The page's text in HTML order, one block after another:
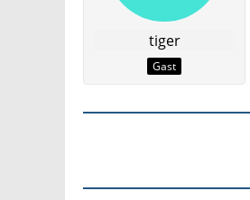
tiger
Gast